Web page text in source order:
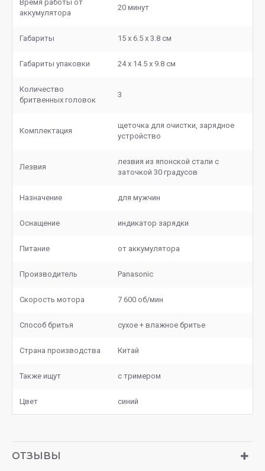
Время работы от
аккумулятора
20 минут
Габариты 15 x 6.5 x 3.8 см
Габариты упаковки 24 x 14.5 x 9.8 см
Количество
бритвенных головок
3
Комплектация
щеточка для очистки, зарядное
устройство
Лезвия
лезвия из японской стали с
заточкой 30 градусов
Назначение для мужчин
Оснащение индикатор зарядки
Питание от аккумулятора
Производитель Panasonic
Скорость мотора 7 600 об/мин
Способ бритья сухое + влажное бритье
Страна производства Китай
Также ищут с тримером
Цвет синий
ОТЗЫВЫ